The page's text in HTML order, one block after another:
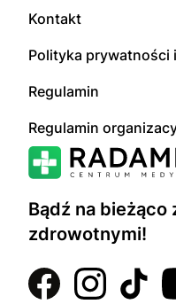
Bądź na bieżąco
zdrowotnymi!
Kontakt
Polityka prywatności
Regulamin
Regulamin